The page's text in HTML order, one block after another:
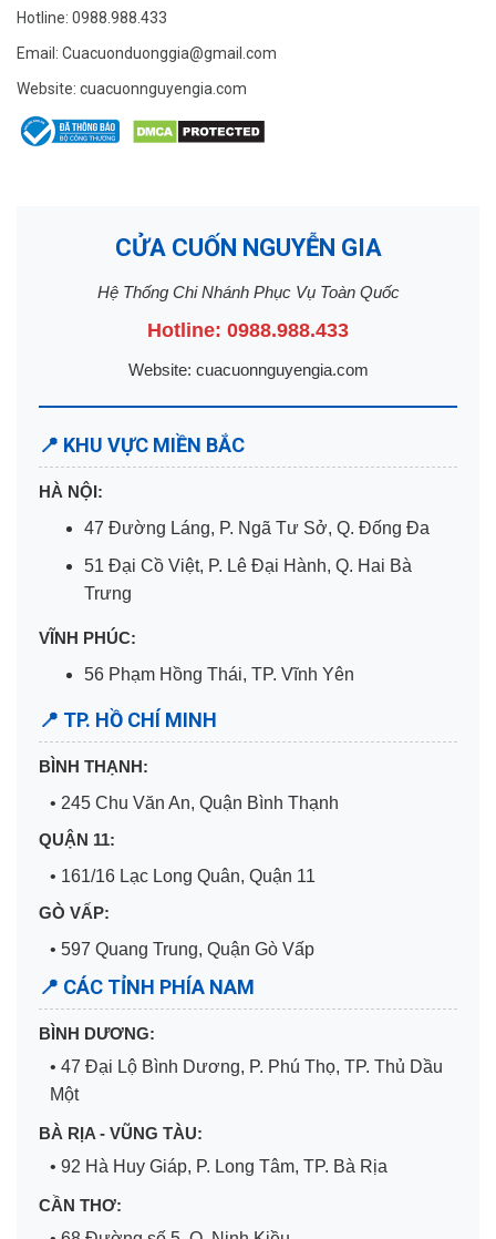
Hotline: 0988.988.433
Email: Cuacuonduonggia@gmail.com
Website: cuacuonnguyengia.com
CỬA CUỐN NGUYỄN GIA
Hệ Thống Chi Nhánh Phục Vụ Toàn Quốc
Hotline: 0988.988.433
Website: cuacuonnguyengia.com
📍 KHU VỰC MIỀN BẮC
HÀ NỘI:
47 Đường Láng, P. Ngã Tư Sở, Q. Đống Đa
51 Đại Cồ Việt, P. Lê Đại Hành, Q. Hai Bà
Trưng
VĨNH PHÚC:
56 Phạm Hồng Thái, TP. Vĩnh Yên
📍 TP. HỒ CHÍ MINH
BÌNH THẠNH:
• 245 Chu Văn An, Quận Bình Thạnh
QUẬN 11:
• 161/16 Lạc Long Quân, Quận 11
GÒ VẤP:
• 597 Quang Trung, Quận Gò Vấp
📍 CÁC TỈNH PHÍA NAM
BÌNH DƯƠNG:
• 47 Đại Lộ Bình Dương, P. Phú Thọ, TP. Thủ Dầu
Một
BÀ RỊA - VŨNG TÀU:
• 92 Hà Huy Giáp, P. Long Tâm, TP. Bà Rịa
CẦN THƠ: